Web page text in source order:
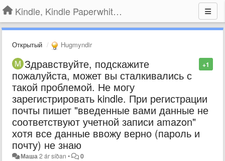
Kindle, Kindle Paperwhite, Kindle Voyage
Открытый Hugmyndir
+1
Здравствуйте, подскажите
пожалуйста, может вы сталкивались с
такой проблемой. Не могу
зарегистрировать kindle. При регистрации
почты пишет "введенные вами данные не
соответствуют учетной записи amazon"
хотя все данные ввожу верно (пароль и
почту) не знаю
Маша 2 ár síðan • 0